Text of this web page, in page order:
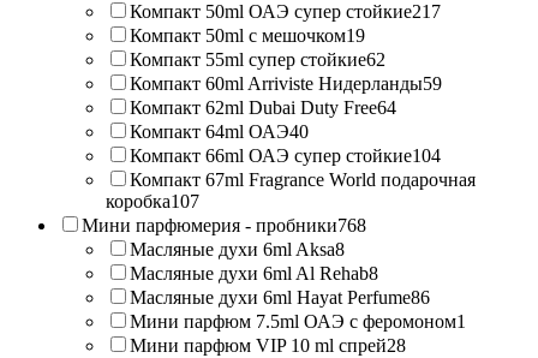
Компакт 50ml ОАЭ супер стойкие217
Компакт 50ml с мешочком19
Компакт 55ml супер стойкие62
Компакт 60ml Arriviste Нидерланды59
Компакт 62ml Dubai Duty Free64
Компакт 64ml ОАЭ40
Компакт 66ml ОАЭ супер стойкие104
Компакт 67ml Fragrance World подарочная
коробка107
Мини парфюмерия - пробники768
Масляные духи 6ml Aksa8
Масляные духи 6ml Al Rehab8
Масляные духи 6ml Hayat Perfume86
Мини парфюм 7.5ml ОАЭ с феромоном1
Мини парфюм VIP 10 ml спрей28